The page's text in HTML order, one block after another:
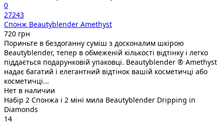
0
27243
Спонж Beautyblender Amethyst
720 грн
Пориньте в бездоганну суміш з досконалим шкірою
Beautyblender, тепер в обмеженій кількості відтінку і легко
піддається подарунковій упаковці. Beautyblender ® Amethyst
надає багатий і елегантний відтінок вашій косметичці або
косметичці...
Нет в наличии
Набір 2 Спонжа і 2 міні мила Beautyblender Dripping in
Diamonds
14